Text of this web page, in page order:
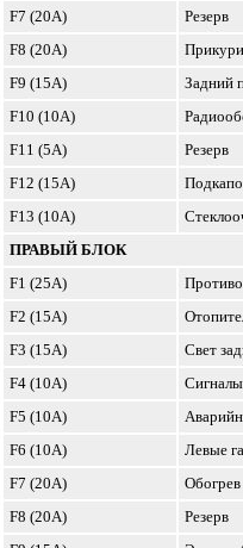
F7 (20А)
Резерв
F8 (20А)
F9 (15А)
Задний
F10 (10А)
F11 (5А)
Резерв
F12 (15А)
F13 (10А)
ПРАВЫЙ БЛОК
F1 (25А)
F2 (15А)
F3 (15А)
Свет
F4 (10А)
F5 (10А)
F6 (10А)
Левые
F7 (20А)
Обогрев
F8 (20А)
Резерв